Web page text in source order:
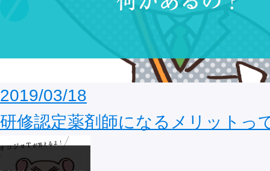
2019/03/18
研修認定薬剤師になるメリットっ